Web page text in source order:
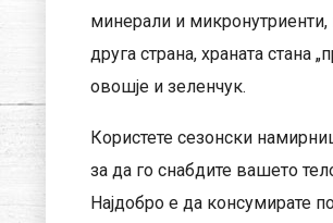
минерали и
друга страна, храната стана
овошје и зеленчук.
Користете сезонски
за да го снабдите вашето
Најдобро е да консумирате